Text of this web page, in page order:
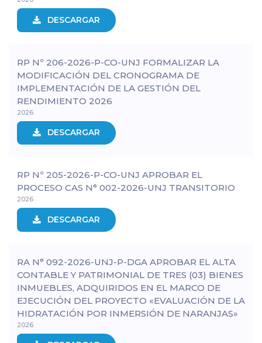
DESCARGAR
RP Nº 206-2026-P-CO-UNJ FORMALIZAR LA
MODIFICACIÓN DEL CRONOGRAMA DE
IMPLEMENTACIÓN DE LA GESTIÓN DEL
RENDIMIENTO 2026
2026
DESCARGAR
RP Nº 205-2026-P-CO-UNJ APROBAR EL
PROCESO CAS N° 002-2026-UNJ TRANSITORIO
2026
DESCARGAR
RA N° 092-2026-UNJ-P-DGA APROBAR EL ALTA
CONTABLE Y PATRIMONIAL DE TRES (03) BIENES
INMUEBLES, ADQUIRIDOS EN EL MARCO DE
EJECUCIÓN DEL PROYECTO «EVALUACIÓN DE LA
HIDRATACIÓN POR INMERSIÓN DE NARANJAS»
2026